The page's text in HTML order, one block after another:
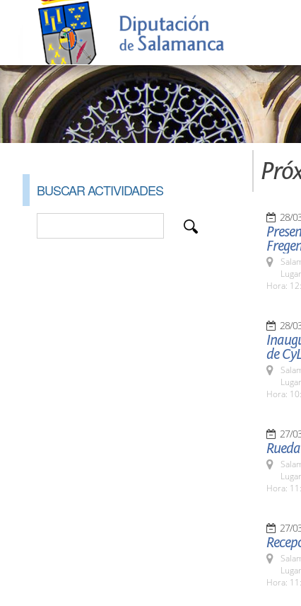
BUSCAR ACTIVIDADES
28/
Hora:
28/
de CyL
Hora:
27/
Hora:
27/
Hora: